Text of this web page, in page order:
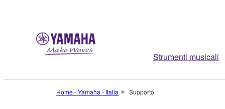
Strumenti musicali
Home - Yamaha - Italia Supporto